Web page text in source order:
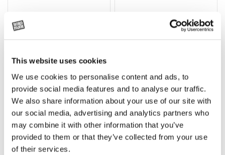
This website uses cookies
We use cookies to personalise content and ads, to
provide social media features and to analyse our traffic.
We also share information about your use of our site with
our social media, advertising and analytics partners who
may combine it with other information that you’ve
provided to them or that they’ve collected from your use
of their services.
Lägg till i varukorg
Rotor, komplett med slagor
OR80013456G
35 730kr (ex. moms)
Grön truckknapp
A00220
530kr